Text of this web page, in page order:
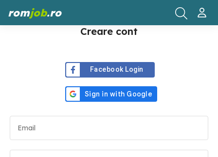
romjob.ro
Creare cont
Facebook Login